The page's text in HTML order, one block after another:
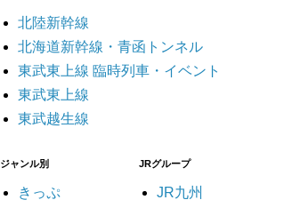
北陸新幹線
北海道新幹線・青函トンネル
東武東上線 臨時列車・イベント
東武東上線
東武越生線
ジャンル別
きっぷ
JRグループ
JR九州